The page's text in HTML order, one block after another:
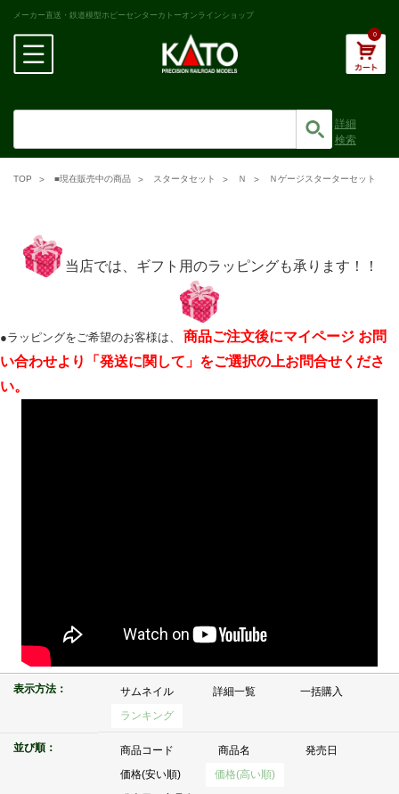
メーカー直送・鉄道模型ホビーセンターカトーオンラインショップ
0
詳細
検索
TOP ■現在販売中の商品 スタータセット Ｎ Ｎゲージスターターセット
当店では、ギフト用のラッピングも承ります！！
●ラッピングをご希望のお客様は、
商品ご注文後にマイページ お問
い合わせより「発送に関して」をご選択の上お問合せくださ
い。
表示方法： サムネイル 詳細一覧
一括購入
ランキング
並び順： 商品コード 商品名
発売日
価格(安い順)
価格(高い順)